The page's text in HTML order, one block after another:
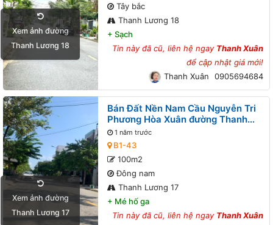
Xem ảnh đường
Thanh Lương 18
Tây bắc
Thanh Lương 18
+ Sạch
Tin này đã cũ, liên hệ ngay Thanh Xuân
để cập nhật giá mới!
Thanh Xuân
0905694684
Xem ảnh đường
Thanh Lương 17
Bán Đất Nền Nam Cầu Nguyễn Tri
Phương Hòa Xuân đường Thanh
Lương 17 B1-43 lô x
1 năm trước
B1-43
100m2
Đông nam
Thanh Lương 17
+ Mé hố ga
Tin này đã cũ, liên hệ ngay Thanh Xuân